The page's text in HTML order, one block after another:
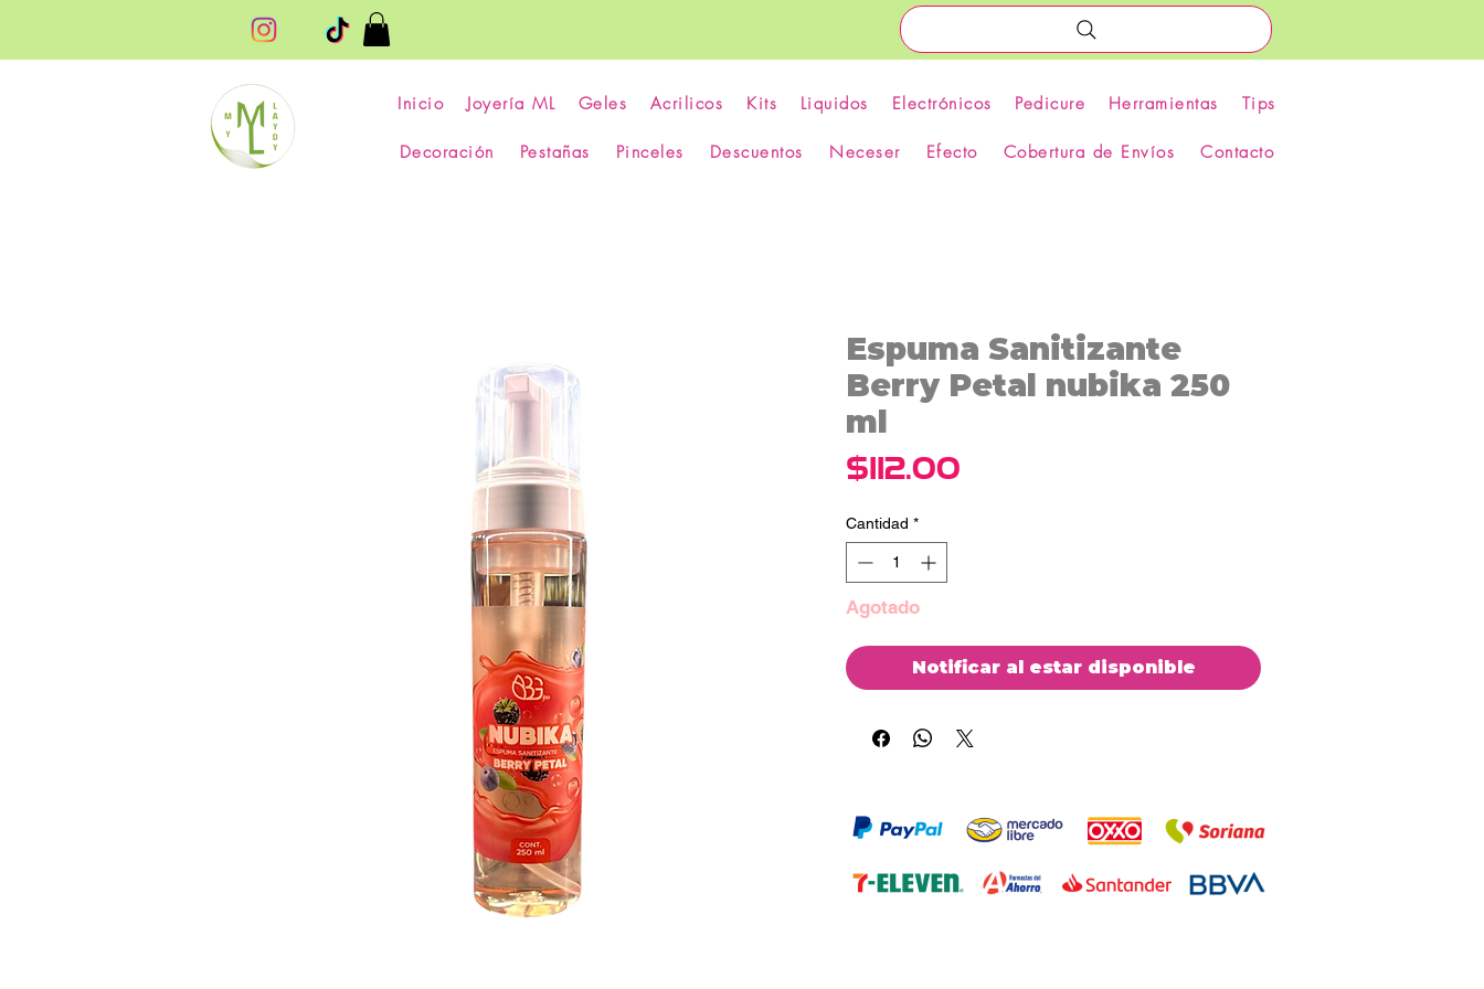
Inicio Joyería ML Geles Acrilicos Kits Liquidos Electrónicos Pedicure Herramientas Tips
Decoración Pestañas Pinceles Descuentos Neceser Efecto Cobertura de Envíos Contacto
Espuma Sanitizante
Berry Petal nubika 250
ml
$112.00
Cantidad *
Agotado
Notificar al estar disponible